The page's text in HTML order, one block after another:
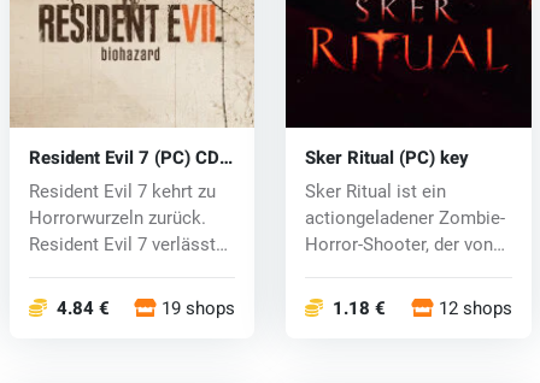
Resident Evil 7 (PC) CD
key
Resident Evil 7 kehrt zu
Horrorwurzeln zurück.
Resident Evil 7 verlässt
4.84 € 19 shops
Sker Ritual (PC) key
Sker Ritual ist ein
actiongeladener Zombie-
Horror-Shooter, der von
1.18 € 12 shops